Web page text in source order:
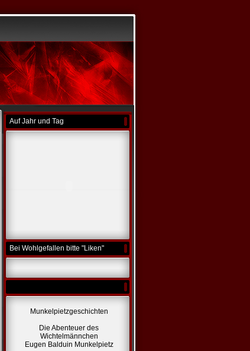
Auf Jahr und Tag
Bei Wohlgefallen bitte "Liken"
Munkelpietzgeschichten
Die Abenteuer des
Wichtelmännchen
Eugen Balduin Munkelpietz